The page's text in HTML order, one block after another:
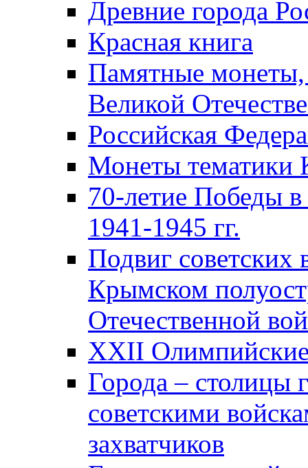
Древние города
Красная книга
Памятные
Великой
Российская
Монеты тематики
70-летие Победы
1941-1945 гг.
Подвиг советских
Крымском
Отечественной
XXII
Города – столицы
советскими
захватчиков